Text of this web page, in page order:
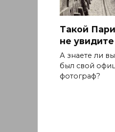
Такой
не увидите
А знаете ли
был свой
фотограф?